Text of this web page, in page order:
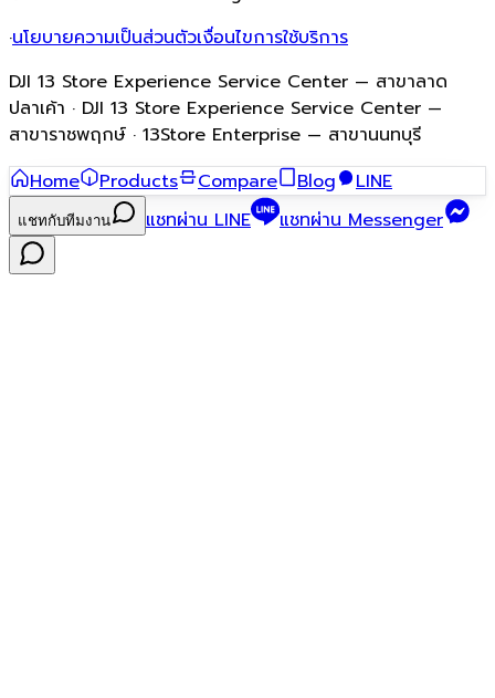
·นโยบายความเป็นส่วนตัวเงื่อนไขการใช้บริการ
DJI 13 Store Experience Service Center — สาขาลาด
ปลาเค้า · DJI 13 Store Experience Service Center —
สาขาราชพฤกษ์ · 13Store Enterprise — สาขานนทบุรี
Home
Products Compare Blog LINE
แชทกับทีมงาน แชทผ่าน LINE แชทผ่าน Messenger